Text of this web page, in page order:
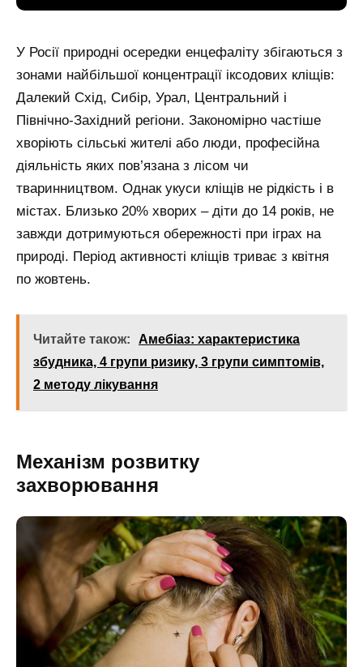
У Росії природні осередки енцефаліту збігаються з
зонами найбільшої концентрації іксодових кліщів:
Далекий Схід, Сибір, Урал, Центральний і
Північно-Західний регіони. Закономірно частіше
хворіють сільські жителі або люди, професійна
діяльність яких пов’язана з лісом чи
тваринництвом. Однак укуси кліщів не рідкість і в
містах. Близько 20% хворих – діти до 14 років, не
завжди дотримуються обережності при іграх на
природі. Період активності кліщів триває з квітня
по жовтень.
Читайте також:
Амебіаз: характеристика
збудника, 4 групи ризику, 3 групи симптомів,
2 методу лікування
Механізм розвитку
захворювання